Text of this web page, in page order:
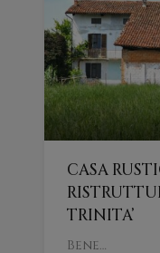
CASA
TRINITA’
Bene…